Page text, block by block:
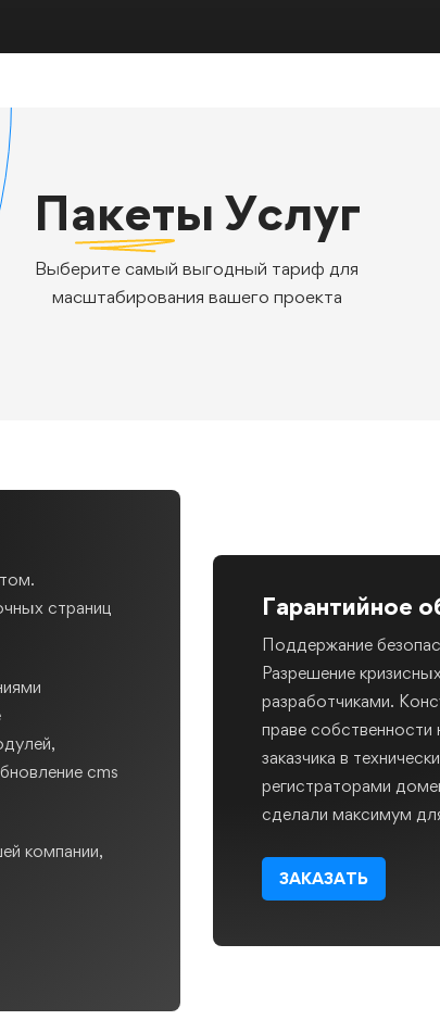
Пакеты Услуг
Выберите самый выгодный тариф для
масштабирования вашего проекта
страниц
cms
компании,
Гарантийное
Поддержание
Разрешение
разработчиками.
праве собственности
заказчика в
регистраторами
сделали максимум
ЗАКАЗАТЬ